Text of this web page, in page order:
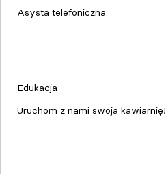
Asysta telefoniczna
Edukacja
Uruchom z nami swoja kawiarnię!